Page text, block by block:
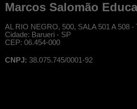
Marcos Salomão
AL RIO NEGRO, 500, SALA 501 A 508
Cidade: Barueri - SP
CEP: 06.454-000
CNPJ: 38.075.745/0001-92